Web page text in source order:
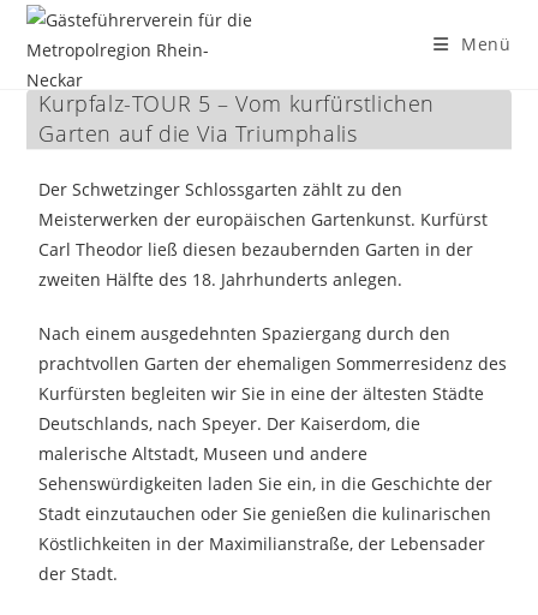
Inhalt
Menü
Kurpfalz-TOUR 5 – Vom kurfürstlichen
Garten auf die Via Triumphalis
Der Schwetzinger Schlossgarten zählt zu den
Meisterwerken der europäischen Gartenkunst. Kurfürst
Carl Theodor ließ diesen bezaubernden Garten in der
zweiten Hälfte des 18. Jahrhunderts anlegen.
Nach einem ausgedehnten Spaziergang durch den
prachtvollen Garten der ehemaligen Sommerresidenz des
Kurfürsten begleiten wir Sie in eine der ältesten Städte
Deutschlands, nach Speyer. Der Kaiserdom, die
malerische Altstadt, Museen und andere
Sehenswürdigkeiten laden Sie ein, in die Geschichte der
Stadt einzutauchen oder Sie genießen die kulinarischen
Köstlichkeiten in der Maximilianstraße, der Lebensader
der Stadt.